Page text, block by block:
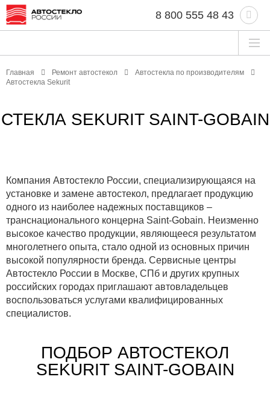
8 800 555 48 43
Главная Ремонт автостекол
Автостекла по производителям
Автостекла Sekurit
СТЕКЛА SEKURIT SAINT-GOBAIN
Компания Автостекло России, специализирующаяся на
установке и замене автостекол, предлагает продукцию
одного из наиболее надежных поставщиков –
транснационального концерна Saint-Gobain. Неизменно
высокое качество продукции, являющееся результатом
многолетнего опыта, стало одной из основных причин
высокой популярности бренда. Сервисные центры
Автостекло России в Москве, СПб и других крупных
российских городах приглашают автовладельцев
воспользоваться услугами квалифицированных
специалистов.
ПОДБОР АВТОСТЕКОЛ
SEKURIT SAINT-GOBAIN